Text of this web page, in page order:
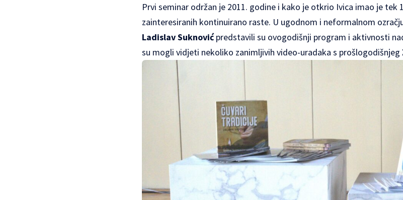
Prvi seminar održan je 2011. godine i kako je otkrio Ivica imao je tek
zainteresiranih kontinuirano raste. U ugodnom i neformalnom
Ladislav Suknovićpredstavili su ovogodišnji program i aktivnosti
su mogli vidjeti nekoliko zanimljivih video-uradaka s prošlogodišnjeg